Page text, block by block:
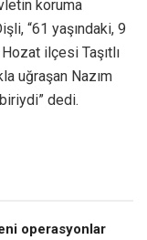
koruma
“61 yaşındaki, 9
ilçesi Taşıtlı
uğraşan Nazım
dedi.
operasyonlar